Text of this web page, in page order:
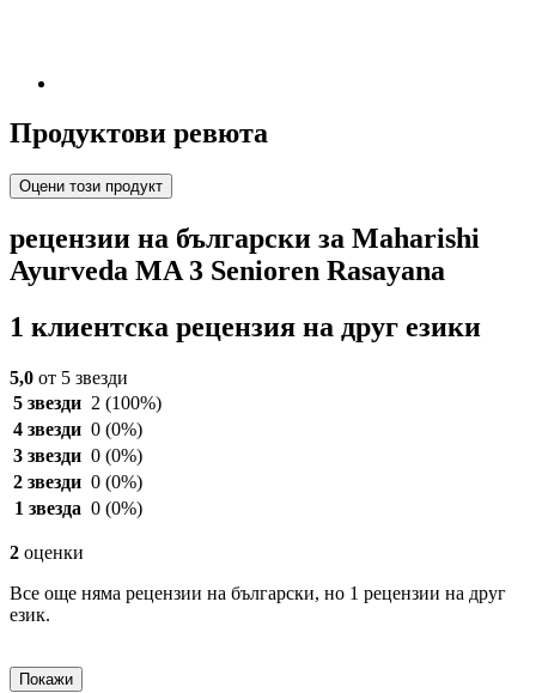
Продуктови ревюта
Оцени този продукт
рецензии на български за Maharishi
Ayurveda MA 3 Senioren Rasayana
1 клиентска рецензия на друг езики
5,0 от 5 звезди
5 звезди 2 (100%)
4 звезди 0 (0%)
3 звезди 0 (0%)
2 звезди 0 (0%)
1 звезда 0 (0%)
2 оценки
Все още няма рецензии на български, но 1 рецензии на друг
език.
Покажи